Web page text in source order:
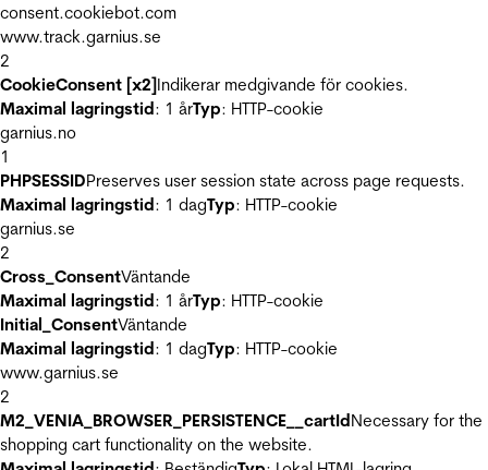
consent.cookiebot.com
www.track.garnius.se
2
CookieConsent [x2]Indikerar medgivande för cookies.
Maximal lagringstid: 1 årTyp: HTTP-cookie
garnius.no
1
PHPSESSIDPreserves user session state across page requests.
Maximal lagringstid: 1 dagTyp: HTTP-cookie
garnius.se
2
Cross_ConsentVäntande
Maximal lagringstid: 1 årTyp: HTTP-cookie
Initial_ConsentVäntande
Maximal lagringstid: 1 dagTyp: HTTP-cookie
www.garnius.se
2
M2_VENIA_BROWSER_PERSISTENCE__cartIdNecessary for the
shopping cart functionality on the website.